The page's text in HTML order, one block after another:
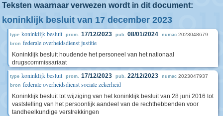
Teksten waarnaar verwezen wordt in dit document:
koninklijk besluit van 17 december 2023
type koninklijk besluit prom. 17/12/2023 pub. 08/01/2024 numac 2023048679
bron federale overheidsdienst justitie
Koninklijk besluit houdende het personeel van het nationaal
drugscommissariaat
type koninklijk besluit prom. 17/12/2023 pub. 22/12/2023 numac 2023047937
bron federale overheidsdienst sociale zekerheid
Koninklijk besluit tot wijziging van het koninklijk besluit van 28 juni 2016 tot
vaststelling van het persoonlijk aandeel van de rechthebbenden voor
tandheelkundige verstrekkingen